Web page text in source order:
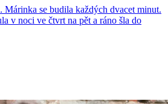
Márinka se budila každých dvacet minut.
v noci ve čtvrt na pět a ráno šla do